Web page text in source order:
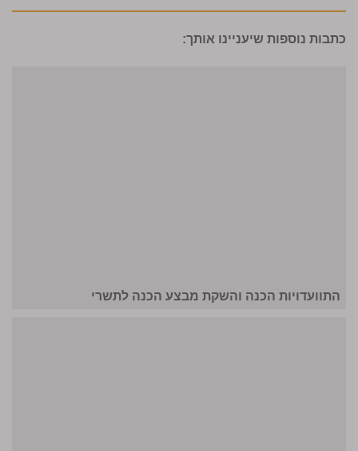
כתבות נוספות שיעניינו אותך:
התוועדויות הכנה והשקת מבצע הכנה לתשרי